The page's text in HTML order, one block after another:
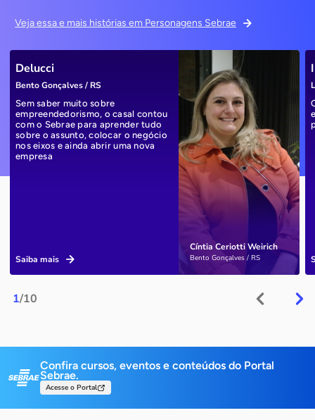
Veja essa e mais histórias em Personagens Sebrae
1/10
Cíntia Ceriotti Weirich
Bento Gonçalves / RS
Delucci
Bento Gonçalves / RS
Sem saber muito sobre
empreendedorismo, o casal contou
com o Sebrae para aprender tudo
sobre o assunto, colocar o negócio
nos eixos e ainda abrir uma nova
empresa
Saiba mais
Confira cursos, eventos e conteúdos do Portal
Sebrae.
Acesse o Portal